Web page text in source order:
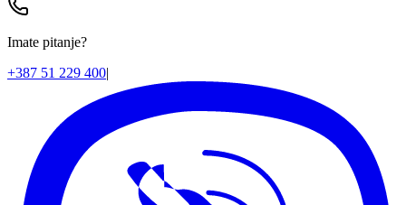
Imate pitanje?
+387 51 229 400|